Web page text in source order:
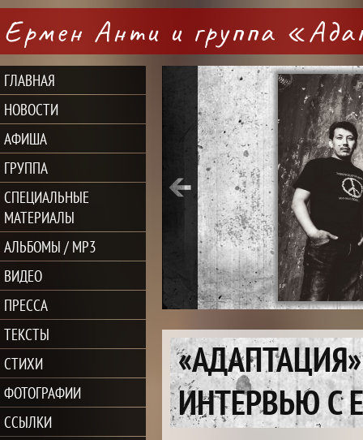
Ермен Анти и группа
ГЛАВНАЯ
НОВОСТИ
АФИША
ГРУППА
СПЕЦИАЛЬНЫЕ
МАТЕРИАЛЫ
АЛЬБОМЫ / MP3
ВИДЕО
ПРЕССА
ТЕКСТЫ
СТИХИ
ФОТОГРАФИИ
ССЫЛКИ
ИНТЕРВЬЮ С